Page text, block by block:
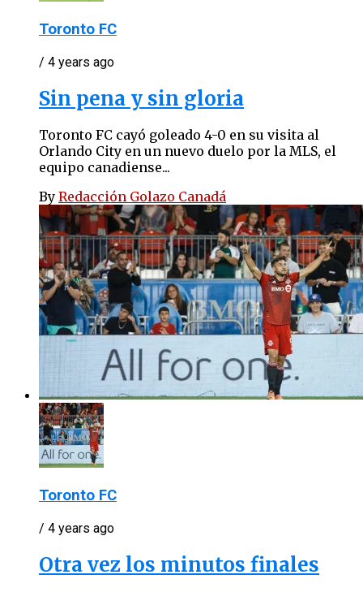
Toronto FC
/ 4 years ago
Sin pena y sin gloria
Toronto FC cayó goleado 4-0 en su visita al
Orlando City en un nuevo duelo por la MLS, el
equipo canadiense...
By Redacción Golazo Canadá
Toronto FC
/ 4 years ago
Otra vez los minutos finales